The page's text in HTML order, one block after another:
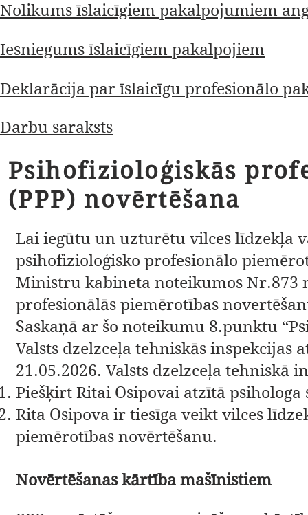
Nolikums īslaicīgiem pakalpojumiem
Iesniegums īslaicīgiem pakalpojiem
Deklarācija par īslaicīgu profesionālo
Darbu saraksts
Psihofizioloģiskās
(PPP) novērtēšana
Lai iegūtu un uzturētu vilces līdzekļa
psihofizioloģisko profesionālo
Ministru kabineta noteikumos Nr.873
profesionālās piemērotības
Saskaņā ar šo noteikumu 8.punktu
Valsts dzelzceļa tehniskās inspekcijas
21.05.2026. Valsts dzelzceļa tehniskā
Piešķirt Ritai Osipovai atzītā
Rita Osipova ir tiesīga veikt vilces
piemērotības novērtēšanu.
Novērtēšanas kārtība mašīnistiem